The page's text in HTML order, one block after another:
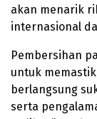
akan menarik
internasional
Pembersihan
untuk
berlangsung
serta